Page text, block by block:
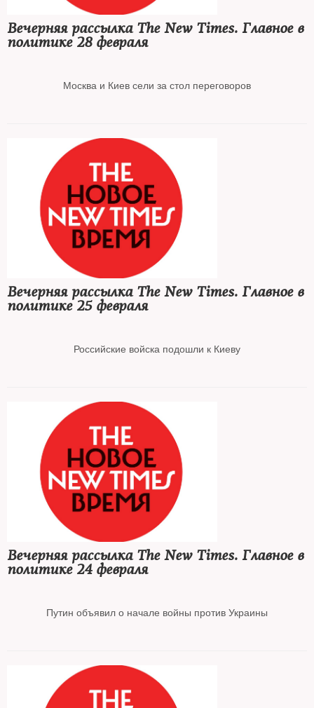
Священники РПЦ призвали остановить «братоубийственную
Вечерняя рассылка The New Times. Главное в
политике 28 февраля
Москва и Киев сели за стол переговоров
ЦБ РФ экстренно повысил ключевую ставку сразу до 20%
Сайт The New Times заблокировали в России
Решение о ликвидации «Международного Мемориала»*
вступило в силу
Вечерняя рассылка The New Times. Главное в
политике 25 февраля
Российские войска подошли к Киеву
Украины
Лавров назвал целью вторжения освобождение украинцев от
гнета
Совет Европы приостановил членство России в организации
Роскомнадзор объявил о начале «частичного ограничения
Вечерняя рассылка The New Times. Главное в
политике 24 февраля
Путин объявил о начале войны против Украины